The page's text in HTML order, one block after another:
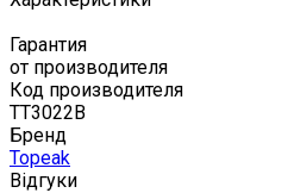
Гарантия
от производителя
Код производителя
TT3022B
Бренд
Topeak
Відгуки